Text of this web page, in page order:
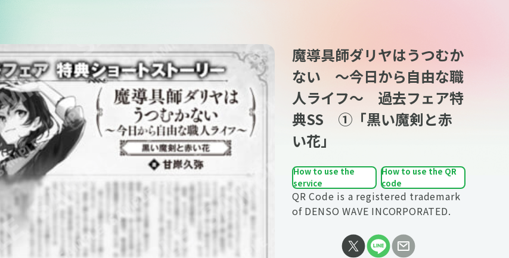
魔導具師ダリヤはうつむか
ない ～今日から自由な職
人ライフ～ 過去フェア特
典SS ①「黒い魔剣と赤
い花」
How to use the
service
How to use the QR
code
QR Code is a registered trademark
of DENSO WAVE INCORPORATED.